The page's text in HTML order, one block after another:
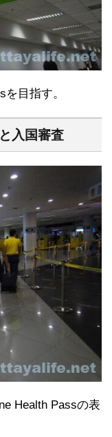
目指す。
入国審査
Health Passの表